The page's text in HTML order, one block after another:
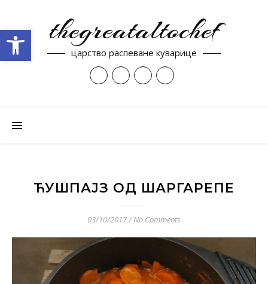
thegreataltochef
царство распеване куварице
ЋУШПАЈЗ ОД ШАРГАРЕПЕ
03/10/2017/No Comments
Open toolbar